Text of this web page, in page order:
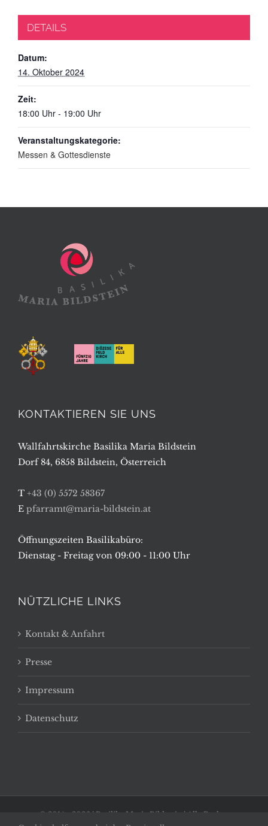
DETAILS
Datum:
14. Oktober 2024
Zeit:
18:00 Uhr - 19:00 Uhr
Veranstaltungskategorie:
Messen & Gottesdienste
KONTAKTIEREN SIE UNS
Wallfahrtskirche Basilika Maria Bildstein
Dorf 84, 6858 Bildstein, Österreich
T +43 (0) 5572 58367
E pfarramt@maria-bildstein.at
Öffnungszeiten Basilikabüro:
Dienstag - Freitag von 09:00 - 11:00 Uhr
NÜTZLICHE LINKS
Kontakt & Anfahrt
Presse
Impressum
Datenschutz
© 2014 - 2026 | Basilika Maria Bildstein | Alle Rechte